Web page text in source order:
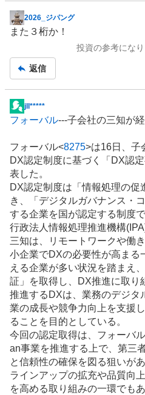
掲
示
事
2026_ジパング
また３桁か！
投資の参考にな
返信
掲
示
記
事
​jll*****
フォーバル---子会社の三知が
フォーバル<8275>は16日、子
DX認定制度に基づく「DX認
表した。
DX認定制度は「情報処理の促
き、「デジタルガバナンス・
する企業を国が認定する制度
行政法人情報処理推進機構
三知は、リモートワークや働
小企業でDXの必要性が高まる
える企業が多い状況を踏まえ
証」を取得し、DX推進に取り
推進するDXは、業務のデジタ
業の成長や競争力向上を支援
ることを目的としている。
今回の認定取得は、フォーバ
an事業を推進する上で、第三
と信頼性の確保を図る狙いが
ラインアップの拡充や品質向
を高める取り組みの一環でもあ